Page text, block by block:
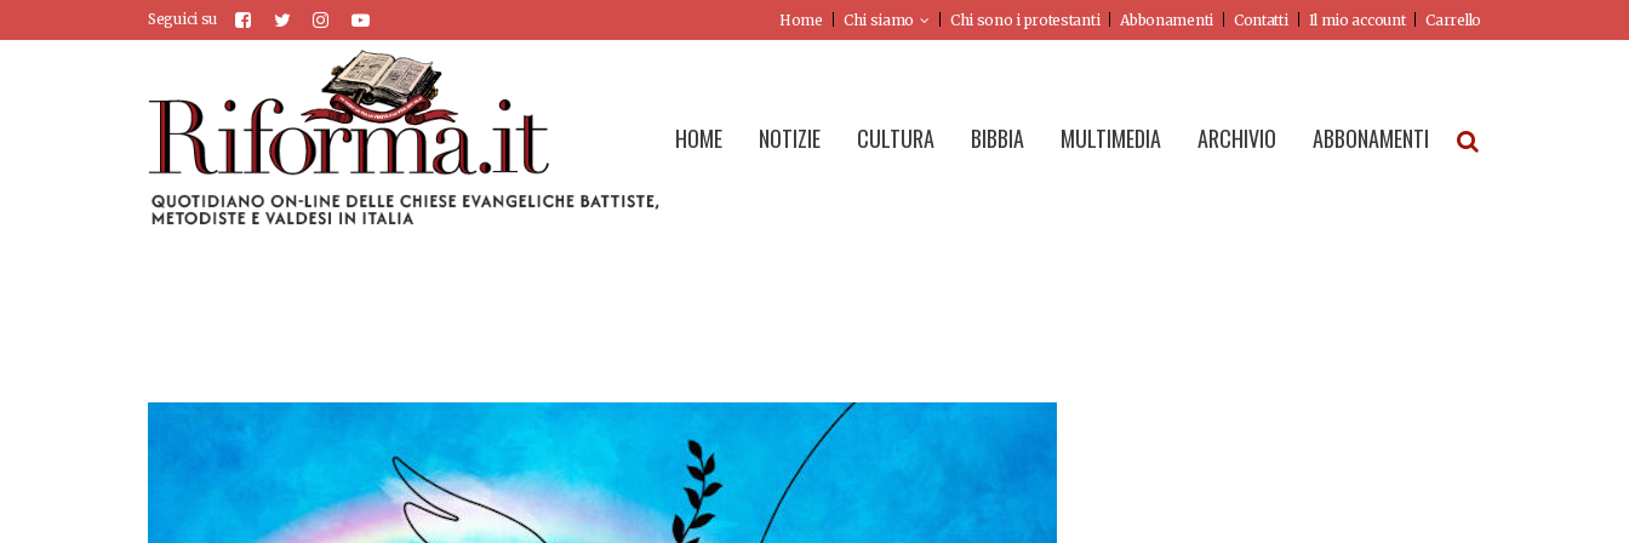
Seguici su Home Chi siamo Chi sono i protestanti Abbonamenti Contatti Il mio account Carrello
HOME NOTIZIE CULTURA BIBBIA MULTIMEDIA ARCHIVIO ABBONAMENTI